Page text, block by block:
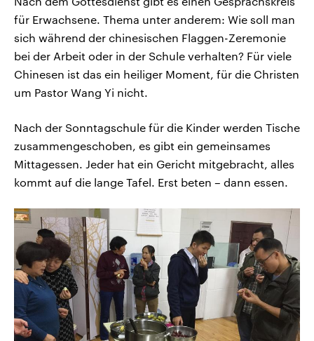
für Erwachsene. Thema unter anderem: Wie soll man
sich während der chinesischen Flaggen-Zeremonie
bei der Arbeit oder in der Schule verhalten? Für viele
Chinesen ist das ein heiliger Moment, für die Christen
um Pastor Wang Yi nicht.
Nach der Sonntagschule für die Kinder werden Tische
zusammengeschoben, es gibt ein gemeinsames
Mittagessen. Jeder hat ein Gericht mitgebracht, alles
kommt auf die lange Tafel. Erst beten – dann essen.